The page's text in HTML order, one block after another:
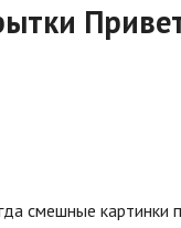
смешные